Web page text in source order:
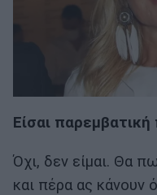
Είσαι
Όχι, δεν είμαι. Θα
και πέρα ας κάνουν